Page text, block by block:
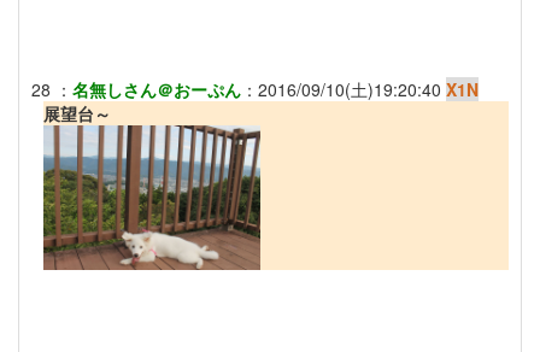
28 ： 名無しさん＠おーぷん ： 2016/09/10(土)19:20:40 X1N
展望台～